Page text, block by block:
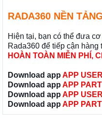
RADA360 NỀN
Hiện tại, bạn có thể đưa
Rada360 để tiếp cận hàng
HOÀN TOÀN MIỄN PHÍ,
Download app APP
Download app APP
Download app APP
Download app APP